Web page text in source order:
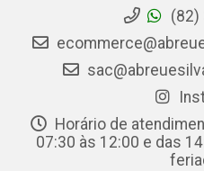
(82)
Horário de
07:30 às 12:00 e das